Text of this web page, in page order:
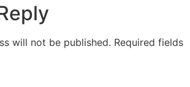
will not be published. Required fields